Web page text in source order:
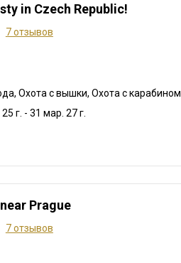
in Czech Republic!
7 отзывов
Охота с вышки, Охота с карабином
г. - 31 мар. 27 г.
Prague
7 отзывов